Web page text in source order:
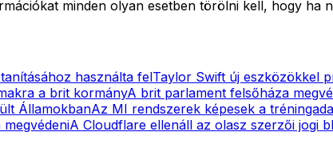
minden olyan esetben törölni kell, hogy ha
használta felTaylor Swift új eszközökkel
a brit kormányA brit parlament felsőháza
ÁllamokbanAz MI rendszerek képesek a
A Cloudflare ellenáll az olasz szerzői jogi